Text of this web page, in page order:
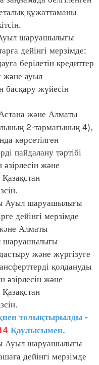
құжаттаманы
шаруашылығы
дейінгі мерзімде:
берілетін кредиттер
және ауыл
басқару жүйесін
және Алматы
2-тармағының 4),
көрсетілген
пайдалану тәртібі
және
Ауыл шаруашылығы
дейінгі мерзімде
Алматы
шаруашылығы
және жүргізуге
қолдануды
және
толықтырылды -
Қаулысымен.
Ауыл шаруашылығы
дейінгі мерзімде